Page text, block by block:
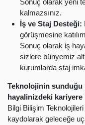
kalmazsınız.
İş ve Staj Desteği:
görüşmesine
Sonuç olarak iş
sizlere bünyemiz
kurumlarda staj
Teknolojinin sunduğu
hayalinizdeki kariyere
Bilgi Bilişim
kaydolarak geleceğe